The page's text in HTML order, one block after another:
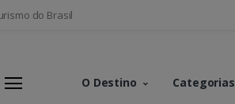
do Brasil
O Destino Categorias